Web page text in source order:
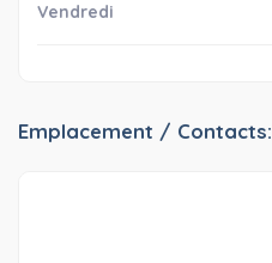
Vendredi
Emplacement / Contacts: